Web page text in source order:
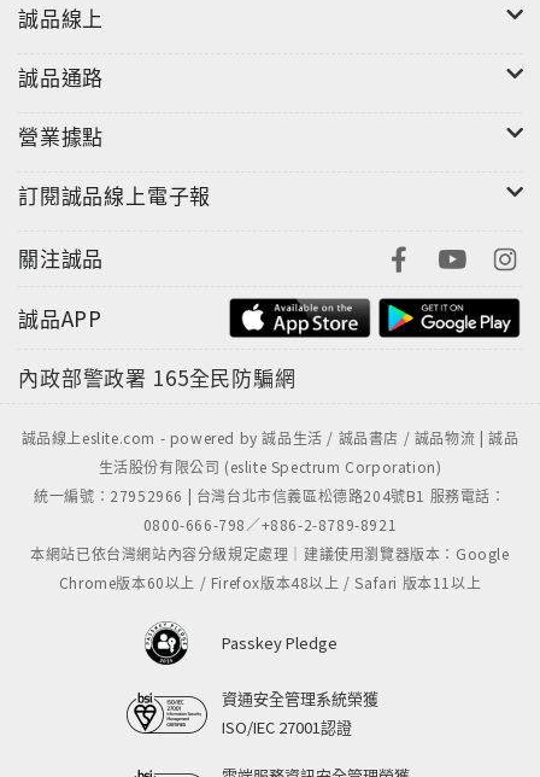
誠品線上
誠品通路
營業據點
訂閱誠品線上電子報
關注誠品
誠品APP
內政部警政署 165全民防騙網
誠品線上eslite.com - powered by 誠品生活 / 誠品書店 / 誠品物流 | 誠品
生活股份有限公司 (eslite Spectrum Corporation)
統一編號：27952966 | 台灣台北市信義區松德路204號B1 服務電話：
0800-666-798／+886-2-8789-8921
本網站已依台灣網站內容分級規定處理｜建議使用瀏覽器版本：Google
Chrome版本60以上 / Firefox版本48以上 / Safari 版本11以上
Passkey Pledge
資通安全管理系統榮獲
ISO/IEC 27001認證